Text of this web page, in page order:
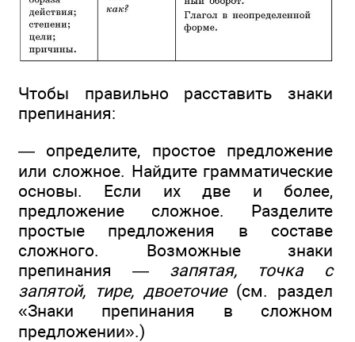
Чтобы правильно расставить знаки
препинания:
— определите, простое предложение
или сложное. Найдите грамматические
основы. Если их две и более,
предложение сложное. Разделите
простые предложения в составе
сложного. Возможные знаки
препинания — запятая, точка с
запятой, тире, двоеточие(см. раздел
«Знаки препинания в сложном
предложении».)